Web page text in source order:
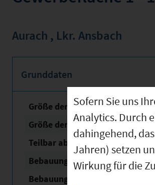
Aurach , Lkr. Ansbach
Grunddaten
Größe der unbebauten Fläche
Größe der Fläche mit Baurecht
Teilbar ab
Bebauungsplan Nr. / Name
Bebauungsplan Status
Sofern Sie uns
Analytics. Durch
dahingehend,
Jahren) setzen
Wirkung für die